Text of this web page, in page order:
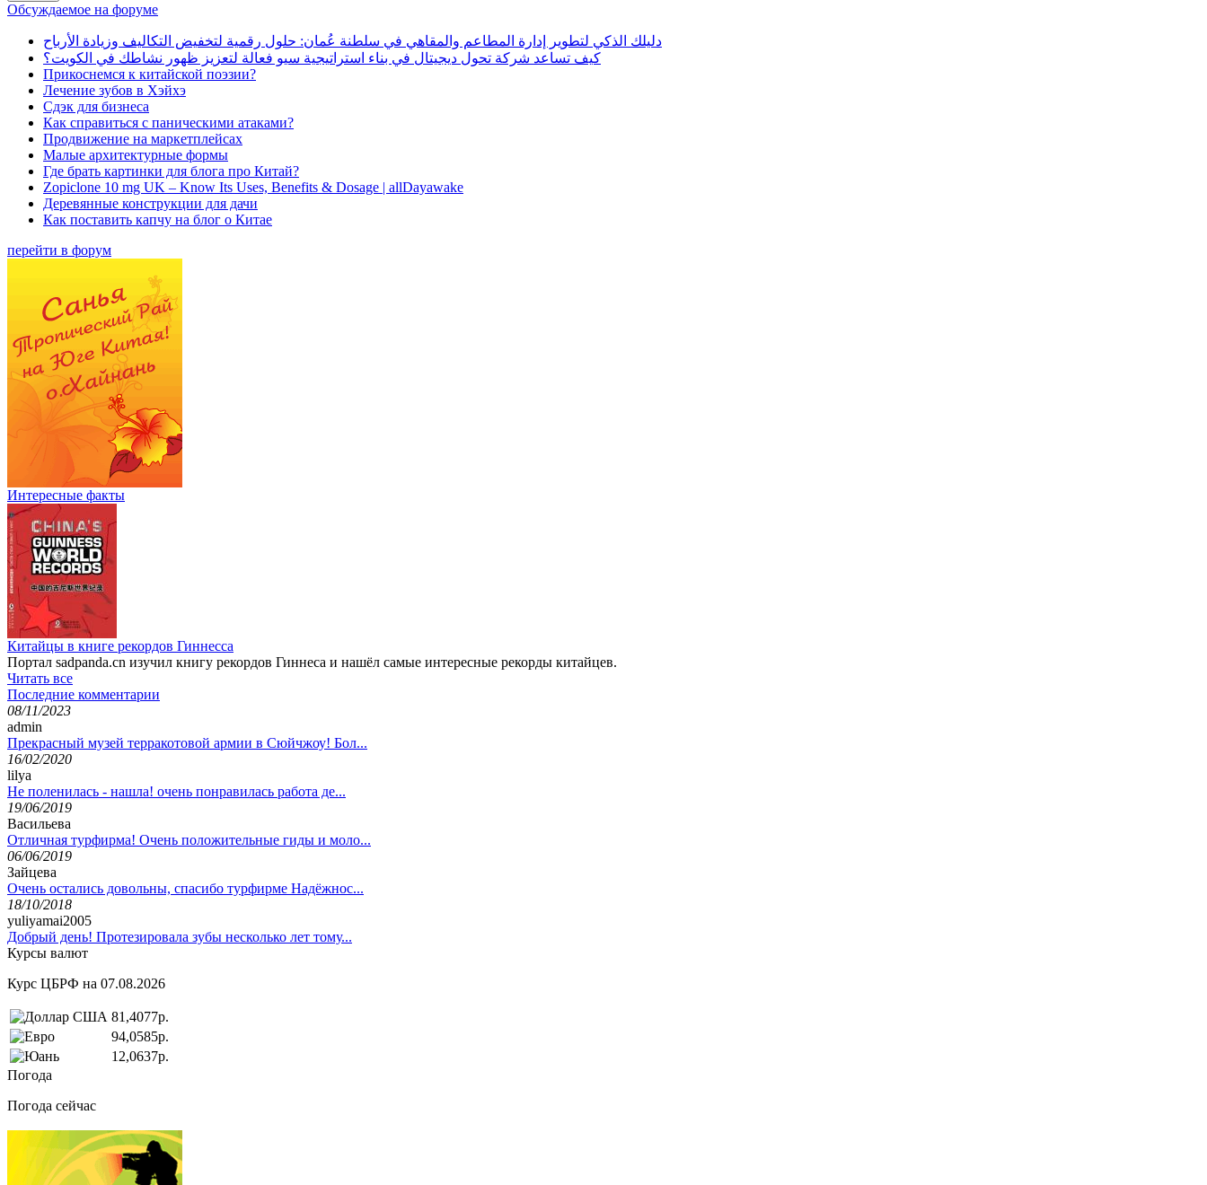
Обсуждаемое на форуме
دليلك الذكي لتطوير إدارة المطاعم والمقاهي في سلطنة عُمان: حلول رقمية لتخفيض التكاليف وزيادة الأرباح
كيف تساعد شركة تحول ديجيتال في بناء استراتيجية سيو فعالة لتعزيز ظهور نشاطك في الكويت؟
Прикоснемся к китайской поэзии?
Лечение зубов в Хэйхэ
Сдэк для бизнеса
Как справиться с паническими атаками?
Продвижение на маркетплейсах
Малые архитектурные формы
Где брать картинки для блога про Китай?
Zopiclone 10 mg UK – Know Its Uses, Benefits & Dosage | allDayawake
Деревянные конструкции для дачи
Как поставить капчу на блог о Китае
перейти в форум
Интересные факты
Китайцы в книге рекордов Гиннесса
Портал sadpanda.cn изучил книгу рекордов Гиннеса и нашёл самые интересные рекорды китайцев.
Читать все
Последние комментарии
08/11/2023
admin
Прекрасный музей терракотовой армии в Сюйчжоу! Бол...
16/02/2020
lilya
Не поленилась - нашла! очень понравилась работа де...
19/06/2019
Васильева
Отличная турфирма! Очень положительные гиды и моло...
06/06/2019
Зайцева
Очень остались довольны, спасибо турфирме Надёжнос...
18/10/2018
yuliyamai2005
Добрый день! Протезировала зубы несколько лет тому...
Курсы валют
Курс ЦБРФ на 07.08.2026
81,4077р.
94,0585р.
12,0637р.
Погода
Погода сейчас